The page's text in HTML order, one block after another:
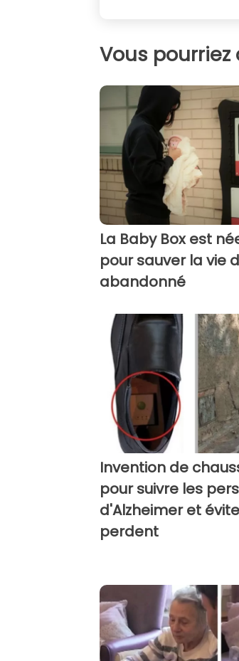
Vous
La Baby Box est
pour sauver la vie
abandonné
Invention de
pour suivre les
d'Alzheimer et
perdent